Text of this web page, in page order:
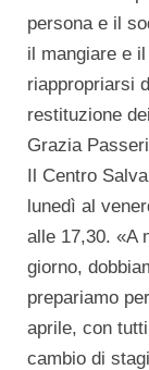
persona e il
il mangiare e
riappropriarsi
restituzione
Grazia
Il Centro
lunedì al
alle 17,30. «A
giorno,
prepariamo
aprile, con
cambio di